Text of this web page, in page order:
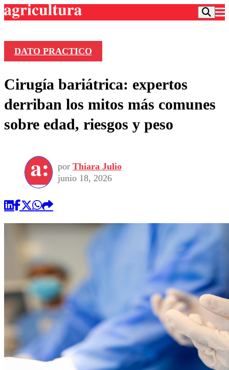
Frecuencias
Agricultura TV
Deportes
Colo Colo
Seleccion Chilena
Torneo Internacional
Universidad de Chile
Entretención
Economía
Internacional
Sustentabilidad
Publicaciones en medios
Opinión
DATO PRACTICO
Cirugía bariátrica: expertos
derriban los mitos más comunes
sobre edad, riesgos y peso
por Thiara Julio
junio 18, 2026